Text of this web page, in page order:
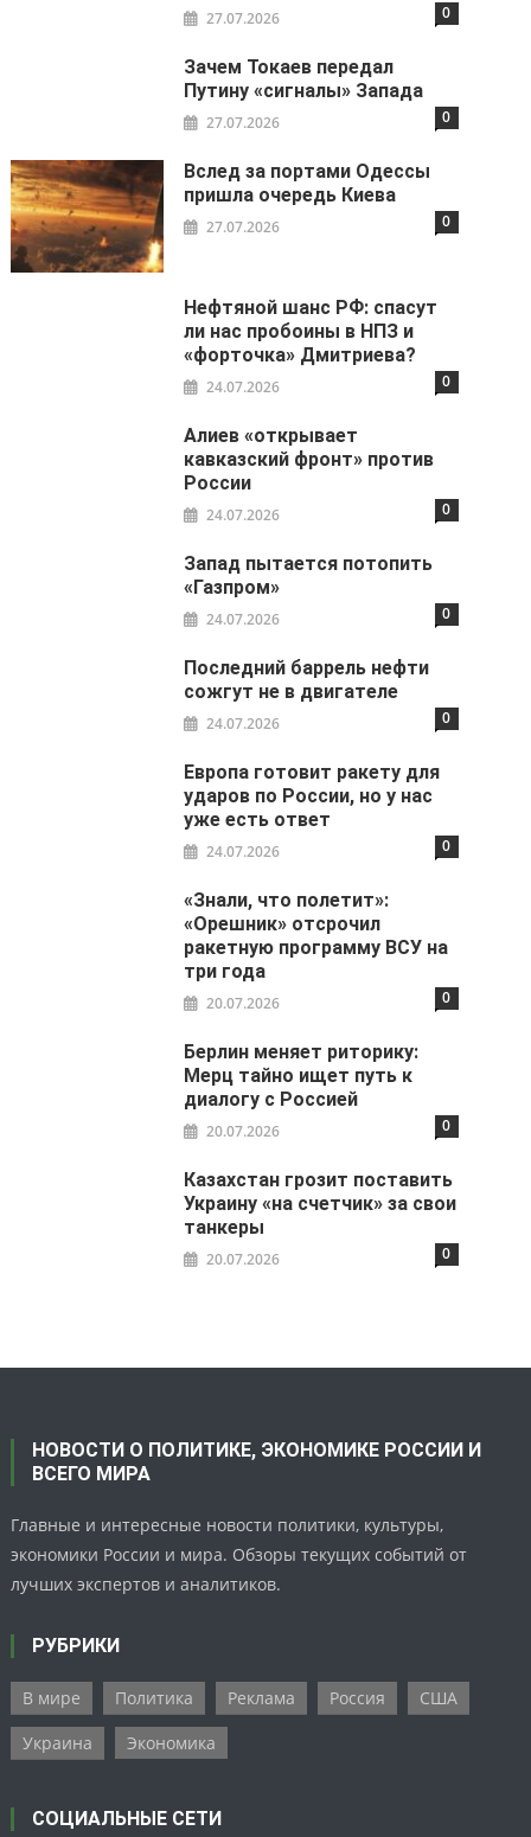
27.07.2026 0
Зачем Токаев передал
Путину «сигналы» Запада
27.07.2026 0
Вслед за портами Одессы
пришла очередь Киева
27.07.2026 0
Нефтяной шанс РФ: спасут
ли нас пробоины в НПЗ и
«форточка» Дмитриева?
24.07.2026 0
Алиев «открывает
кавказский фронт» против
России
24.07.2026 0
Запад пытается потопить
«Газпром»
24.07.2026 0
Последний баррель нефти
сожгут не в двигателе
24.07.2026 0
Европа готовит ракету для
ударов по России, но у нас
уже есть ответ
24.07.2026 0
«Знали, что полетит»:
«Орешник» отсрочил
ракетную программу ВСУ на
три года
20.07.2026 0
Берлин меняет риторику:
Мерц тайно ищет путь к
диалогу с Россией
20.07.2026 0
Казахстан грозит поставить
Украину «на счетчик» за свои
танкеры
20.07.2026 0
НОВОСТИ О ПОЛИТИКЕ, ЭКОНОМИКЕ РОССИИ И
ВСЕГО МИРА
Главные и интересные новости политики, культуры,
экономики России и мира. Обзоры текущих событий от
лучших экспертов и аналитиков.
РУБРИКИ
В мире Политика Реклама Россия
США
Украина
Экономика
СОЦИАЛЬНЫЕ СЕТИ